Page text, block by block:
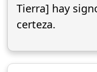
Tierra] hay
certeza.